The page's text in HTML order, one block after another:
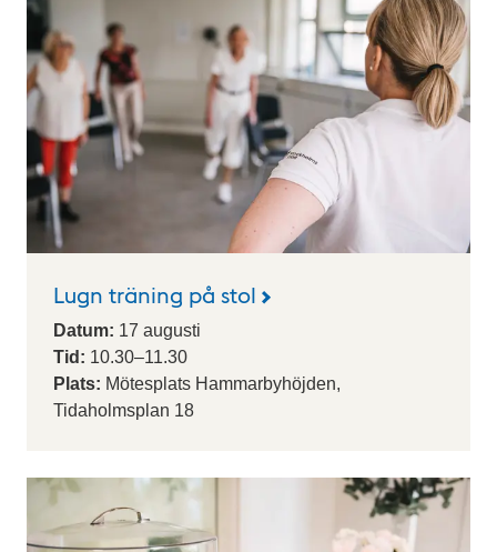
Lugn träning på stol
Datum: 17 augusti
Tid: 10.30–11.30
Plats: Mötesplats Hammarbyhöjden,
Tidaholmsplan 18